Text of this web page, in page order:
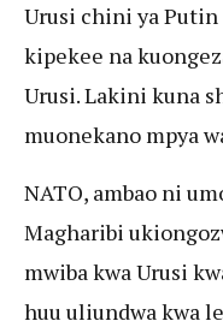
Urusi chini ya Putin
kipekee na
Urusi. Lakini kuna
muonekano mpya
NATO, ambao ni
Magharibi
mwiba kwa Urusi
huu uliundwa kwa